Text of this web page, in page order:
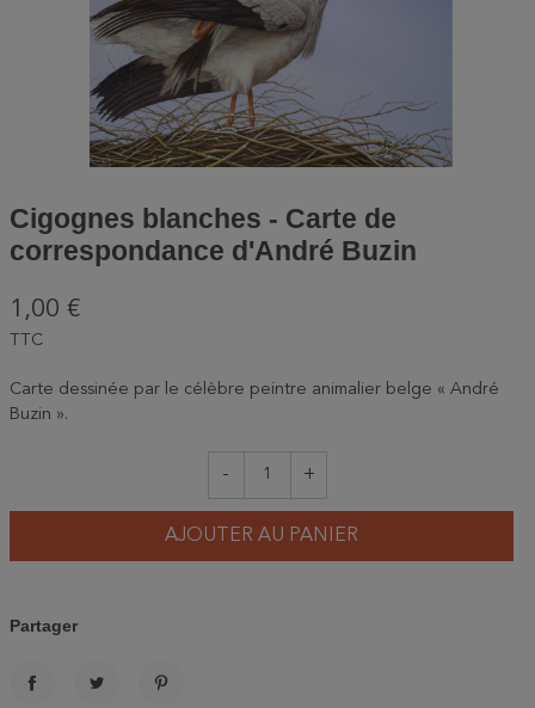
Cigognes blanches - Carte de
correspondance d'André Buzin
1,00 €
TTC
Carte dessinée par le célèbre peintre animalier belge « André
Buzin ».
- +
AJOUTER AU PANIER
Partager